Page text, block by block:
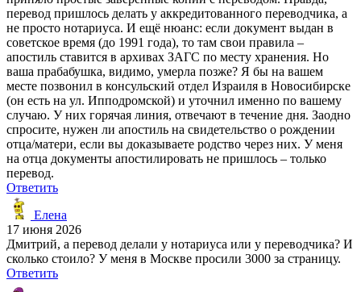
перевод пришлось делать у аккредитованного переводчика, а
не просто нотариуса. И ещё нюанс: если документ выдан в
советское время (до 1991 года), то там свои правила –
апостиль ставится в архивах ЗАГС по месту хранения. Но
ваша прабабушка, видимо, умерла позже? Я бы на вашем
месте позвонил в консульский отдел Израиля в Новосибирске
(он есть на ул. Ипподромской) и уточнил именно по вашему
случаю. У них горячая линия, отвечают в течение дня. Заодно
спросите, нужен ли апостиль на свидетельство о рождении
отца/матери, если вы доказываете родство через них. У меня
на отца документы апостилировать не пришлось – только
перевод.
Ответить
Елена
17 июня 2026
Дмитрий, а перевод делали у нотариуса или у переводчика? И
сколько стоило? У меня в Москве просили 3000 за страницу.
Ответить